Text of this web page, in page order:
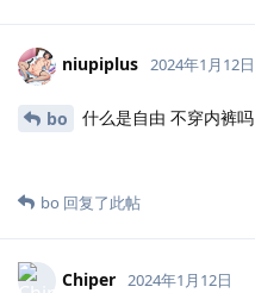
niupiplus 2024年1月12日
bo 什么是自由 不穿内裤吗
bo 回复了此帖
Chiper 2024年1月12日